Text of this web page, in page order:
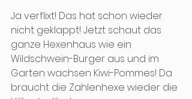
Ja verflixt! Das hat schon wieder
nicht geklappt! Jetzt schaut das
ganze Hexenhaus wie ein
Wildschwein-Burger aus und im
Garten wachsen Kiwi-Pommes! Da
braucht die Zahlenhexe wieder die